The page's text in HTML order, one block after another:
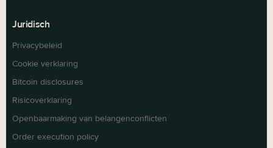
Juridisch
Privacybeleid
Cookie verklaring
Bitcoin disclosures
Risicoverklaring
Openbaarmaking van belangenconflicten
Order execution policy